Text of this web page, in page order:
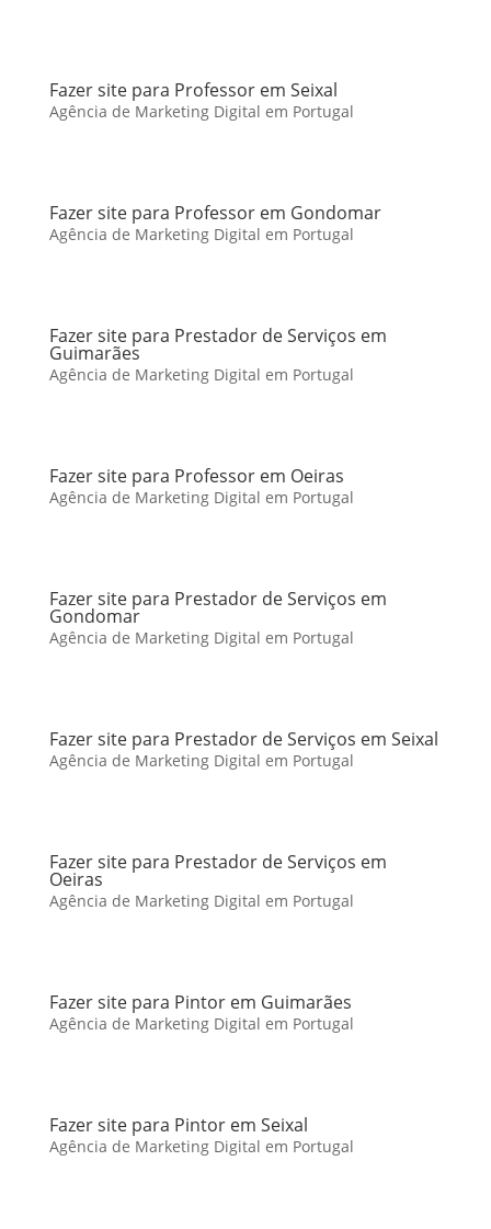
Fazer site para Professor em Seixal
Agência de Marketing Digital em Portugal
Fazer site para Professor em Gondomar
Agência de Marketing Digital em Portugal
Fazer site para Prestador de Serviços em
Guimarães
Agência de Marketing Digital em Portugal
Fazer site para Professor em Oeiras
Agência de Marketing Digital em Portugal
Fazer site para Prestador de Serviços em
Gondomar
Agência de Marketing Digital em Portugal
Fazer site para Prestador de Serviços em Seixal
Agência de Marketing Digital em Portugal
Fazer site para Prestador de Serviços em
Oeiras
Agência de Marketing Digital em Portugal
Fazer site para Pintor em Guimarães
Agência de Marketing Digital em Portugal
Fazer site para Pintor em Seixal
Agência de Marketing Digital em Portugal